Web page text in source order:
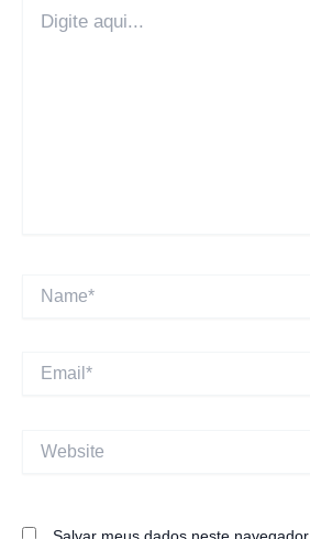
aqui...
Email*